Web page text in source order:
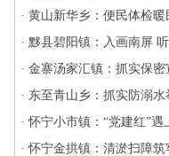
护平安
· 黄山新华乡：便民体检暖
护“夕阳红”
· 黟县碧阳镇：入画南屏
· 金寨汤家汇镇：抓实保
保密思想防线
· 东至青山乡：抓实防溺水
防护网
·怀宁小市镇：“党建红”遇
·怀宁金拱镇：清淤扫障筑